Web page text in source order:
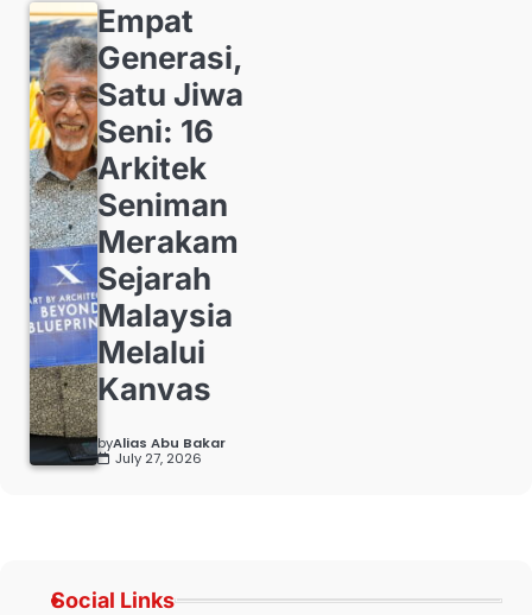
Empat
Generasi,
Satu Jiwa
Seni: 16
Arkitek
Seniman
Merakam
Sejarah
Malaysia
Melalui
Kanvas
byAlias Abu Bakar
July 27, 2026
Social Links